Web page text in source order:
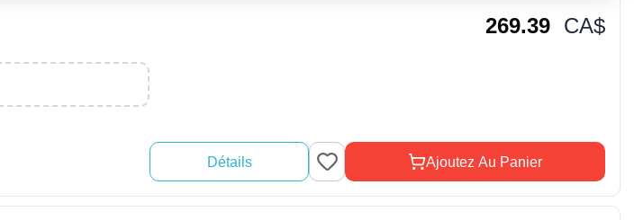
269.39 CA$
Détails Ajoutez Au Panier